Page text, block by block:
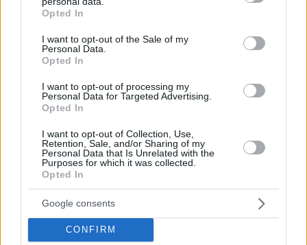
grant or deny consent to Google and its third-party tags to
use your data for below specified purposes in below Google
consent section.
Opted In
I want to opt-out of the Sale of my
Personal Data.
Opted In
I want to opt-out of processing my
Personal Data for Targeted Advertising.
Opted In
I want to opt-out of Collection, Use,
Retention, Sale, and/or Sharing of my
Personal Data that Is Unrelated with the
Purposes for which it was collected.
Opted In
Google consents
CONFIRM
Οικογενειακή τραγωδία στις Σέρρες, μητέρα και
γιος οι νεκροί από την μετωπική φορτηγού με ΙΧ -
Βίντεο ντοκουμέντο από τη στιγμή της
σύγκρουσης